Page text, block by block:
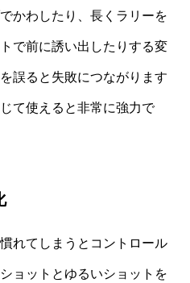
かわしたり、長くラリーを
で前に誘い出したりする変
誤ると失敗につながります
て使えると非常に強力で
れてしまうとコントロール
ョットとゆるいショットを